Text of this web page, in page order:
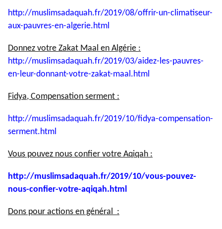
http://muslimsadaquah.fr/2019/08/offrir-un-climatiseur-
aux-pauvres-en-algerie.html
Donnez votre Zakat Maal en Algérie :
http://muslimsadaquah.fr/2019/03/aidez-les-pauvres-
en-leur-donnant-votre-zakat-maal.html
Fidya, Compensation serment :
http://muslimsadaquah.fr/2019/10/fidya-compensation-
serment.html
Vous pouvez nous confier votre Aqiqah :
http://muslimsadaquah.fr/2019/10/vous-pouvez-
nous-confier-votre-aqiqah.html
Dons pour actions en général :